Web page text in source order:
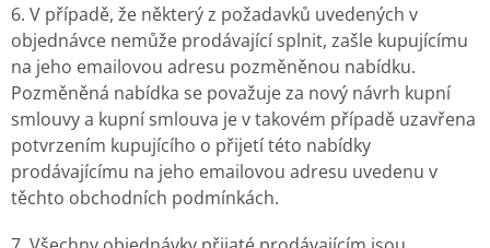
6. V případě, že některý z požadavků uvedených v
objednávce nemůže prodávající splnit, zašle kupujícímu
na jeho emailovou adresu pozměněnou nabídku.
Pozměněná nabídka se považuje za nový návrh kupní
smlouvy a kupní smlouva je v takovém případě uzavřena
potvrzením kupujícího o přijetí této nabídky
prodávajícímu na jeho emailovou adresu uvedenu v
těchto obchodních podmínkách.